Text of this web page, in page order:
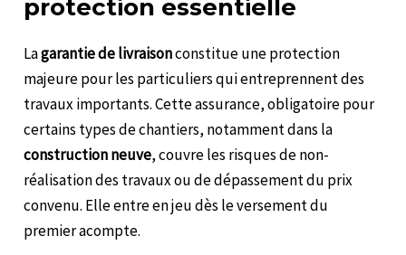
protection essentielle
Lagarantie de livraisonconstitue une protection
majeure pour les particuliers qui entreprennent des
travaux importants. Cette assurance, obligatoire pour
certains types de chantiers, notamment dans la
construction neuve, couvre les risques de non-
réalisation des travaux ou de dépassement du prix
convenu. Elle entre en jeu dès le versement du
premier acompte.